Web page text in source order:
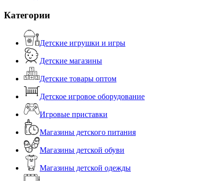
Категории
Детские игрушки и игры
Детские магазины
Детские товары оптом
Детское игровое оборудование
Игровые приставки
Магазины детского питания
Магазины детской обуви
Магазины детской одежды